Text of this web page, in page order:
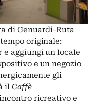
di Genuardi-Ruta
originale:
e aggiungi un locale
e un negozio
gli
il Caffè
ricreativo e